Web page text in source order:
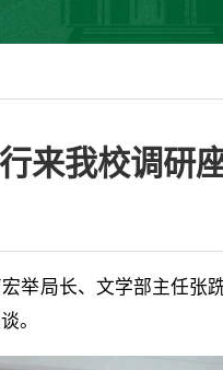
来我校调研
举局长、文学部主任张
。